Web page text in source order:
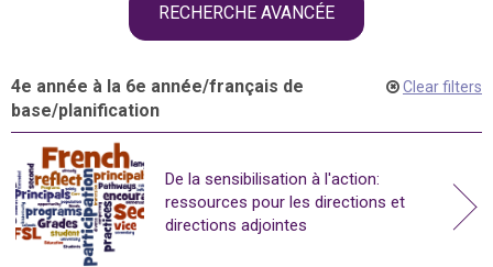
RECHERCHE AVANCÉE
4e année à la 6e année/français de
base/planification
Clear filters
De la sensibilisation à l'action:
ressources pour les directions et
directions adjointes